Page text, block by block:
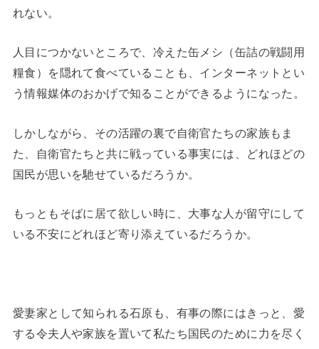
れない。
人目につかないところで、冷えた缶メシ（缶詰の戦闘用
糧食）を隠れて食べていることも、インターネットとい
う情報媒体のおかげで知ることができるようになった。
しかしながら、その活躍の裏で自衛官たちの家族もま
た、自衛官たちと共に戦っている事実には、どれほどの
国民が思いを馳せているだろうか。
もっともそばに居て欲しい時に、大事な人が留守にして
いる不安にどれほど寄り添えているだろうか。
愛妻家として知られる石原も、有事の際にはきっと、愛
する令夫人や家族を置いて私たち国民のために力を尽く